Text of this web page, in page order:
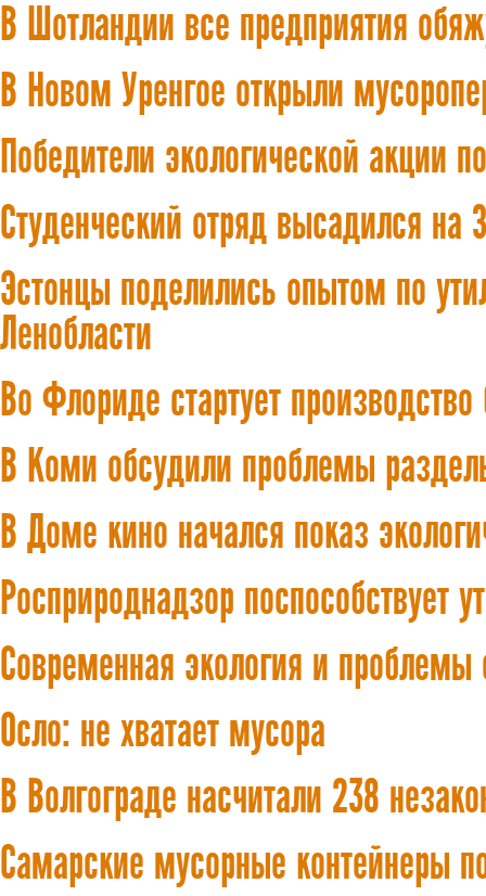
В Шотландии все предприятия
В Новом Уренгое открыли
Победители экологической акции
Студенческий отряд высадился
Эстонцы поделились опытом по
Ленобласти
Во Флориде стартует
В Коми обсудили проблемы
В Доме кино начался показ
Росприроднадзор поспособствует
Современная экология и проблемы
Осло: не хватает мусора
В Волгограде насчитали 238
Самарские мусорные контейнеры